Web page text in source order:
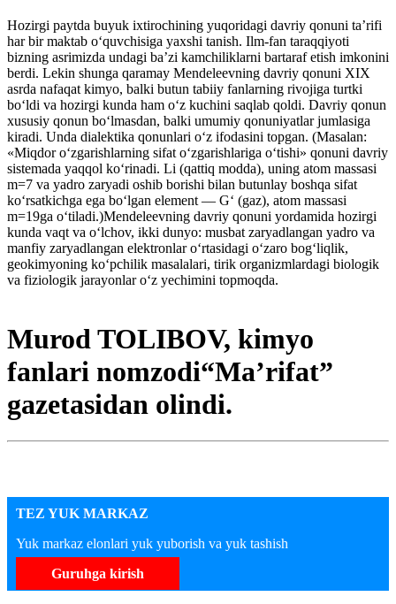
Hozirgi paytda buyuk ixtirochining yuqoridagi davriy qonuni ta’rifi
har bir maktab o‘quvchisiga yaxshi tanish. Ilm-fan taraqqiyoti
bizning asrimizda undagi ba’zi kamchiliklarni bartaraf etish imkonini
berdi. Lekin shunga qaramay Mendeleevning davriy qonuni XIX
asrda nafaqat kimyo, balki butun tabiiy fanlarning rivojiga turtki
bo‘ldi va hozirgi kunda ham o‘z kuchini saqlab qoldi. Davriy qonun
xususiy qonun bo‘lmasdan, balki umumiy qonuniyatlar jumlasiga
kiradi. Unda dialektika qonunlari o‘z ifodasini topgan. (Masalan:
«Miqdor o‘zgarishlarning sifat o‘zgarishlariga o‘tishi» qonuni davriy
sistemada yaqqol ko‘rinadi. Li (qattiq modda), uning atom massasi
m=7 va yadro zaryadi oshib borishi bilan butunlay boshqa sifat
ko‘rsatkichga ega bo‘lgan element — G‘ (gaz), atom massasi
m=19ga o‘tiladi.)Mendeleevning davriy qonuni yordamida hozirgi
kunda vaqt va o‘lchov, ikki dunyo: musbat zaryadlangan yadro va
manfiy zaryadlangan elektronlar o‘rtasidagi o‘zaro bog‘liqlik,
geokimyoning ko‘pchilik masalalari, tirik organizmlardagi biologik
va fiziologik jarayonlar o‘z yechimini topmoqda.
Murod TOLIBOV, kimyo
fanlari nomzodi“Ma’rifat”
gazetasidan olindi.
TEZ YUK MARKAZ
Yuk markaz elonlari yuk yuborish va yuk tashish
Guruhga kirish